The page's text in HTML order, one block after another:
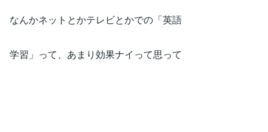
なんかネットとかテレビとかでの「英語
学習」って、あまり効果ナイって思って